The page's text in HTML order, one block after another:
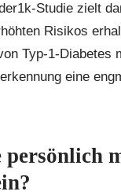
Studie zielt
Risikos
Typ-1-Diabetes
eine
persönlich